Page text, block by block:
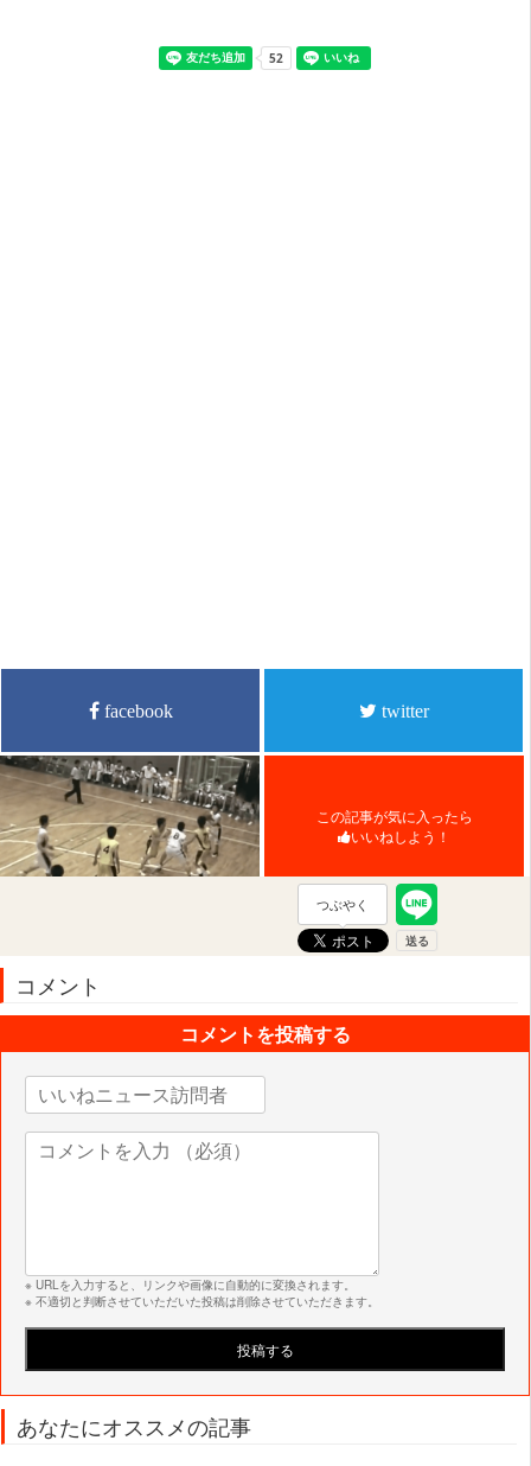
facebook twitter
この記事が気に入ったら
いいねしよう！
つぶやく
コメント
コメントを投稿する
※ URLを入力すると、リンクや画像に自動的に変換されます。
※ 不適切と判断させていただいた投稿は削除させていただきます。
あなたにオススメの記事